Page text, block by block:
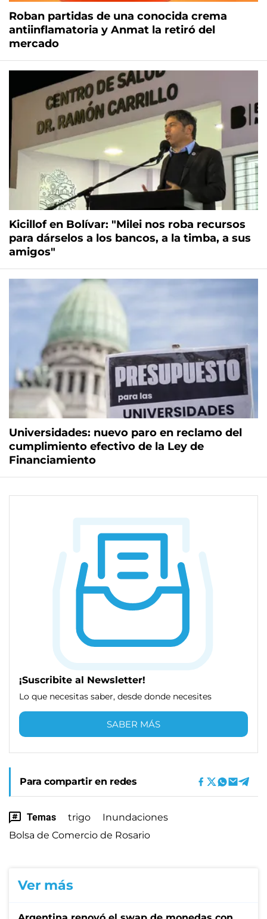
Roban partidas de una conocida crema
antiinflamatoria y Anmat la retiró del
mercado
Kicillof en Bolívar: "Milei nos roba recursos
para dárselos a los bancos, a la timba, a sus
amigos"
Universidades: nuevo paro en reclamo del
cumplimiento efectivo de la Ley de
Financiamiento
¡Suscribite al Newsletter!
Lo que necesitas saber, desde donde necesites
SABER MÁS
Para compartir en redes
Temas trigo
Inundaciones
Bolsa de Comercio de Rosario
Ver más